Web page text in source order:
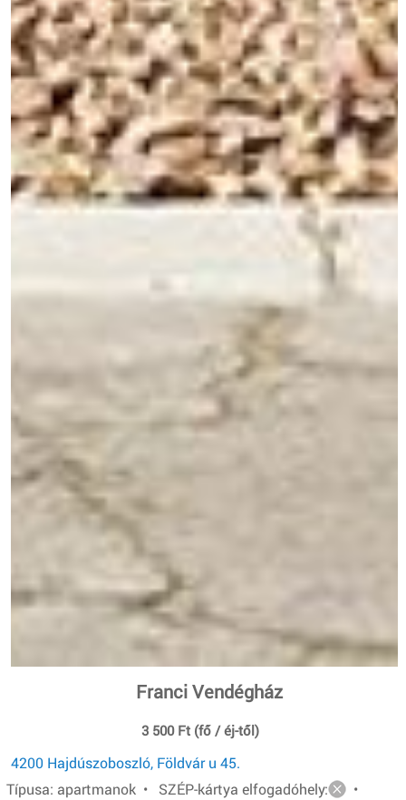
Franci Vendégház
3 500 Ft (fő / éj-től)
4200 Hajdúszoboszló, Földvár u 45.
Típusa: apartmanok • SZÉP-kártya elfogadóhely:
•